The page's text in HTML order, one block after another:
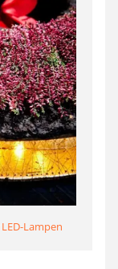
LED-Lampen